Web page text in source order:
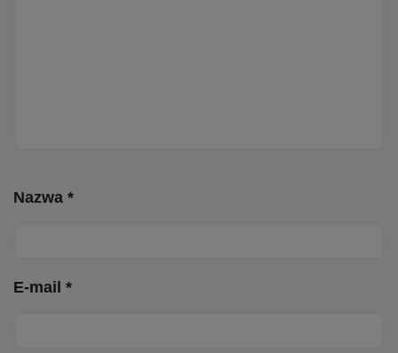
Nazwa *
E-mail *